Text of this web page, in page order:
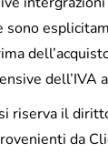
sono
dell’IVA
riserva il
da